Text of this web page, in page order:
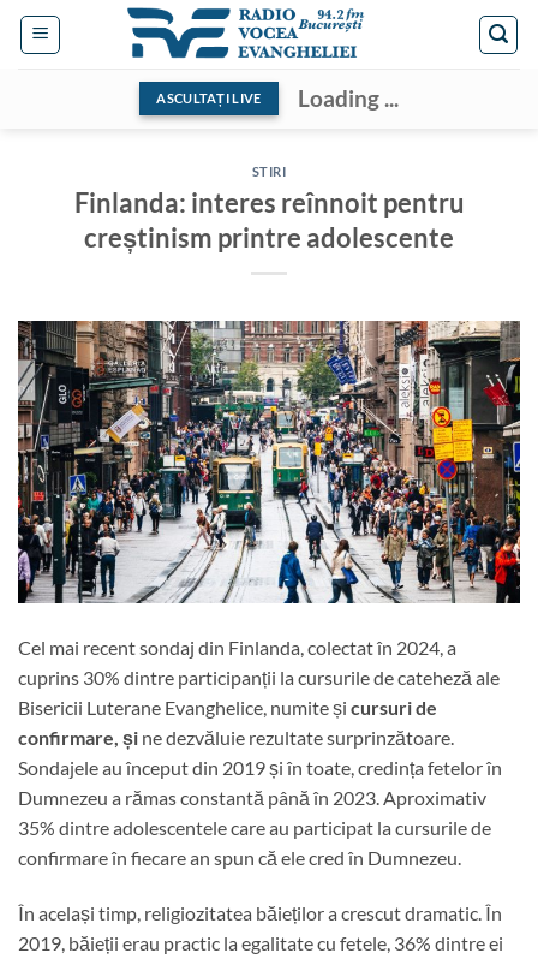
Skip
ASCULTAȚI LIVE Loading ...
STIRI
Finlanda: interes reînnoit pentru
creștinism printre adolescente
Cel mai recent sondaj din Finlanda, colectat în 2024, a
cuprins 30% dintre participanții la cursurile de cateheză ale
Bisericii Luterane Evanghelice, numite și cursuri de
confirmare, și ne dezvăluie rezultate surprinzătoare.
Sondajele au început din 2019 și în toate, credința fetelor în
Dumnezeu a rămas constantă până în 2023. Aproximativ
35% dintre adolescentele care au participat la cursurile de
confirmare în fiecare an spun că ele cred în Dumnezeu.
În același timp, religiozitatea băieților a crescut dramatic. În
2019, băieții erau practic la egalitate cu fetele, 36% dintre ei